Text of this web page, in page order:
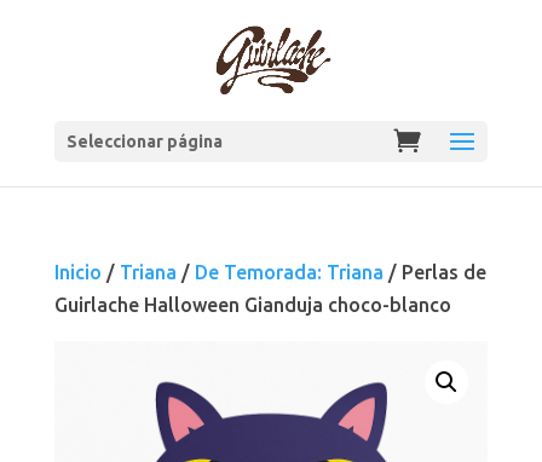
Seleccionar página
Inicio / Triana / De Temorada: Triana / Perlas de
Guirlache Halloween Gianduja choco-blanco